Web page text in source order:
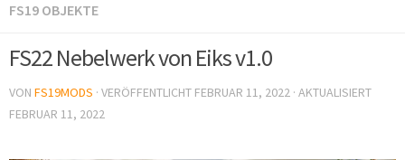
FS19 OBJEKTE
FS22 Nebelwerk von Eiks v1.0
VON FS19MODS · VERÖFFENTLICHT FEBRUAR 11, 2022 · AKTUALISIERT
FEBRUAR 11, 2022